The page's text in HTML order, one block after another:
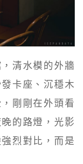
清水模的外牆
卡座、沉穩木
剛剛在外頭看
的路燈，光影
烈對比，而是